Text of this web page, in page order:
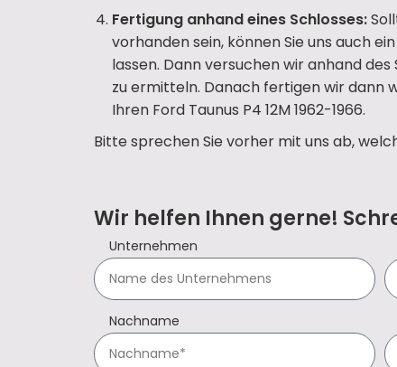
Fertigung anhand eines Schlosses:
vorhanden sein, können Sie uns auch
lassen. Dann versuchen wir anhand
zu ermitteln. Danach fertigen wir dann
Ihren Ford Taunus P4 12M 1962-1966.
Bitte sprechen Sie vorher mit uns ab,
Wir helfen Ihnen gerne!
Unternehmen
Nachname